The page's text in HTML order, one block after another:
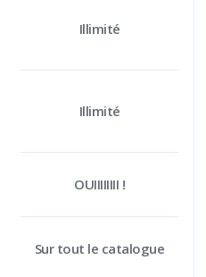
Illimité
Illimité
OUIIIIIIII !
Sur tout le catalogue